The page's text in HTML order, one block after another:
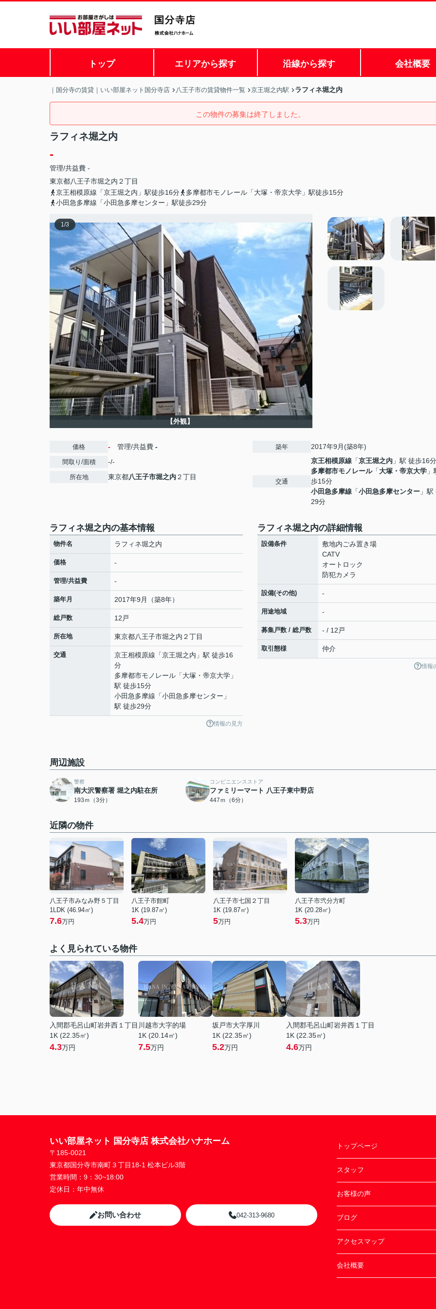
トップ エリアから探す 沿線から探す 会社概要
｜国分寺の賃貸｜いい部屋ネット国分寺店 八王子市の賃貸物件一覧 京王堀之内駅 ラフィネ堀之内
この物件の募集は終了しました。
ラフィネ堀之内
-
管理/共益費 -
東京都八王子市堀之内 ２丁目
京王相模原線「京王堀之内」駅徒歩16分
多摩都市モノレール「大塚・帝京大学」駅徒歩15分
小田急多摩線「小田急多摩センター」駅徒歩29分
1/3
【外観】
価格 - 管理/共益費 -
間取り/面積 -/-
所在地 東京都八王子市堀之内２丁目
築年 2017年9月(築8年)
交通
京王相模原線 「京王堀之内 」駅 徒歩16分
多摩都市モノレール「大塚・帝京大学
歩15分
小田急多摩線 「小田急多摩センター 」
29分
ラフィネ堀之内の基本情報
物件名 ラフィネ堀之内
価格 -
管理/共益費 -
築年月 2017年9月（築8年）
総戸数 12戸
所在地 東京都八王子市堀之内 ２丁目
交通 京王相模原線 「京王堀之内 」駅 徒歩16
分
多摩都市モノレール 「大塚・帝京大学 」
駅 徒歩15分
小田急多摩線 「小田急多摩センター 」
駅 徒歩29分
情報の見方
ラフィネ堀之内の詳細情報
設備条件
敷地内ごみ置き場
CATV
オートロック
防犯カメラ
設備(その他) -
用途地域 -
募集戸数 / 総戸数 - / 12戸
取引態様 仲介
情報
周辺施設
警察
南大沢警察署 堀之内駐在所
193ｍ（3分）
コンビニエンスストア
ファミリーマート 八王子東中野店
447ｍ（6分）
近隣の物件
八王子市みなみ野５丁目
1LDK (46.94㎡)
7.6万円
八王子市館町
1K (19.87㎡)
5.4万円
八王子市七国２丁目
1K (19.87㎡)
5万円
八王子市弐分方町
1K (20.28㎡)
5.3万円
よく見られている物件
入間郡毛呂山町岩井西１丁目
1K (22.35㎡)
4.3万円
川越市大字的場
1K (20.14㎡)
7.5万円
坂戸市大字厚川
1K (22.35㎡)
5.2万円
入間郡毛呂山町岩井西１丁目
1K (22.35㎡)
4.6万円
いい部屋ネット 国分寺店 株式会社ハナホーム
〒185-0021
東京都国分寺市南町３丁目18-1 松本ビル3階
営業時間： 9：30~18:00
定休日： 年中無休
お問い合わせ 042-313-9680
トップページ
スタッフ
お客様の声
ブログ
アクセスマップ
会社概要